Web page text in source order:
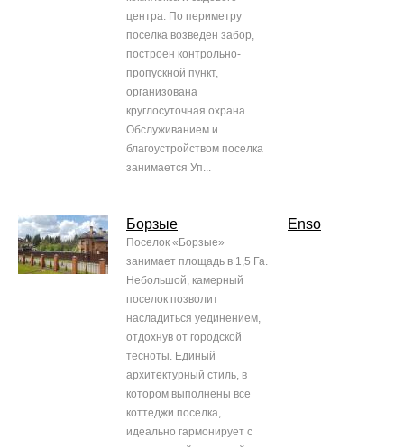
центра. По периметру
поселка возведен забор,
построен контрольно-
пропускной пункт,
организована
круглосуточная охрана.
Обслуживанием и
благоустройством поселка
занимается Уп...
Борзые
Поселок «Борзые»
занимает площадь в 1,5 Га.
Небольшой, камерный
поселок позволит
насладиться уединением,
отдохнув от городской
тесноты. Единый
архитектурный стиль, в
котором выполнены все
коттеджи поселка,
идеально гармонирует с
Enso